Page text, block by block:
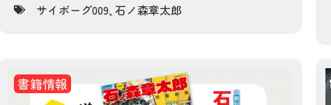
サイボーグ009, 石ノ森章太郎
書籍情報